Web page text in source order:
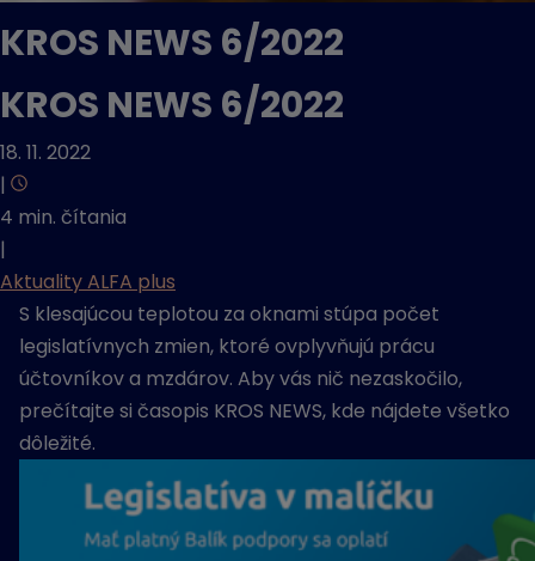
KROS NEWS 6/2022
KROS NEWS 6/2022
18. 11. 2022
|
4 min. čítania
|
Aktuality ALFA plus
S klesajúcou teplotou za oknami stúpa počet
legislatívnych zmien, ktoré ovplyvňujú prácu
účtovníkov a mzdárov. Aby vás nič nezaskočilo,
prečítajte si časopis KROS NEWS, kde nájdete všetko
dôležité.